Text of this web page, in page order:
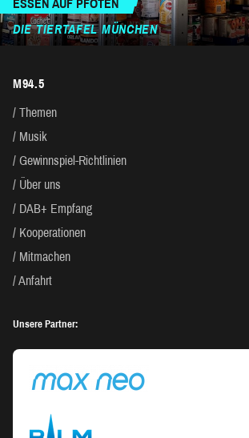
ESSEN AUF PFOTEN
DIE TIERTAFEL MÜNCHEN
M94.5
Themen
Musik
Gewinnspiel-Richtlinien
Über uns
DAB+ Empfang
Kooperationen
Mitmachen
Anfahrt
Unsere Partner: